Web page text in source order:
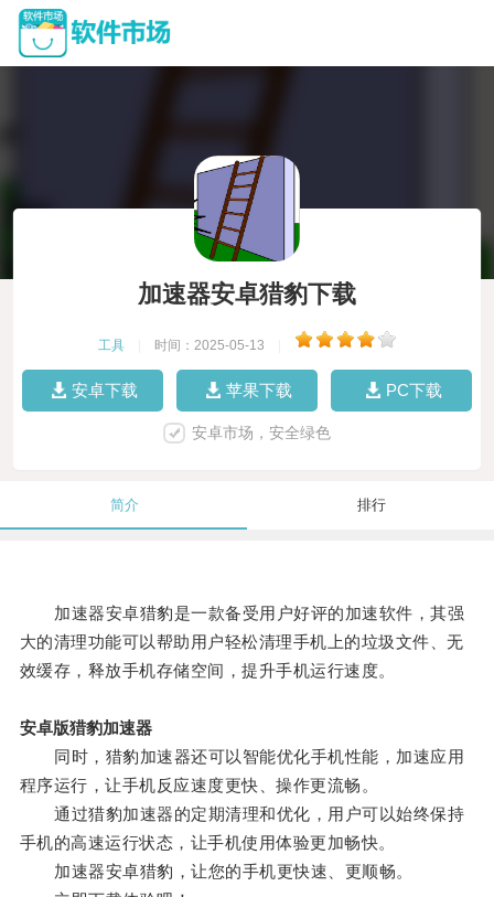
加速器安卓猎豹下载
工具 时间：2025-05-13
安卓下载 苹果下载 PC下载
安卓市场，安全绿色
简介 排行
加速器安卓猎豹是一款备受用户好评的加速软件，其强
大的清理功能可以帮助用户轻松清理手机上的垃圾文件、无
效缓存，释放手机存储空间，提升手机运行速度。
安卓版猎豹加速器
同时，猎豹加速器还可以智能优化手机性能，加速应用
程序运行，让手机反应速度更快、操作更流畅。
通过猎豹加速器的定期清理和优化，用户可以始终保持
手机的高速运行状态，让手机使用体验更加畅快。
加速器安卓猎豹，让您的手机更快速、更顺畅。